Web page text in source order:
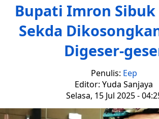
Bupati Imron
Sekda
Digeser-
Penulis: Eep
Editor: Yuda Sanjaya
Selasa, 15 Jul 2025 -